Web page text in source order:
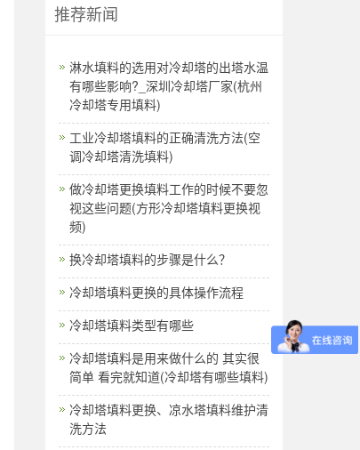
推荐新闻
淋水填料的选用对冷却塔的出塔水温
有哪些影响?_深圳冷却塔厂家(杭州
冷却塔专用填料)
工业冷却塔填料的正确清洗方法(空
调冷却塔清洗填料)
做冷却塔更换填料工作的时候不要忽
视这些问题(方形冷却塔填料更换视
频)
换冷却塔填料的步骤是什么？
冷却塔填料更换的具体操作流程
冷却塔填料类型有哪些
冷却塔填料是用来做什么的 其实很
简单 看完就知道(冷却塔有哪些填料)
冷却塔填料更换、凉水塔填料维护清
洗方法